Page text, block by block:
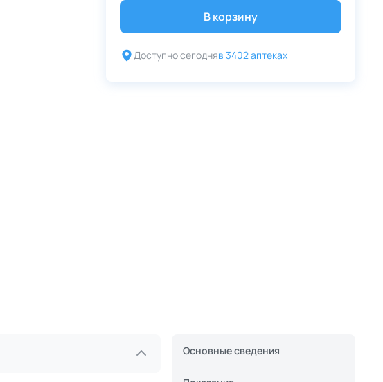
В корзину
Доступно сегодняв 3402 аптеках
Основные сведения